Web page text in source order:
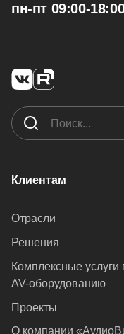
пн-пт 09:00-
Клиентам
Отрасли
Решения
Комплексные
AV-оборудованию
Проекты
О компании